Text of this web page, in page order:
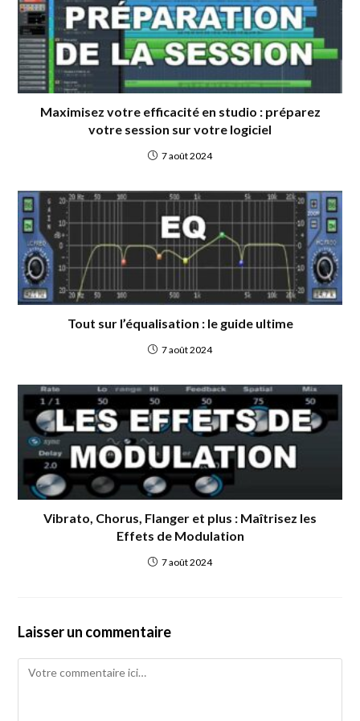
k
Maximisez votre efficacité en studio : préparez
votre session sur votre logiciel
7 août 2024
Tout sur l’équalisation : le guide ultime
7 août 2024
Vibrato, Chorus, Flanger et plus : Maîtrisez les
Effets de Modulation
7 août 2024
Laisser un commentaire
Comment